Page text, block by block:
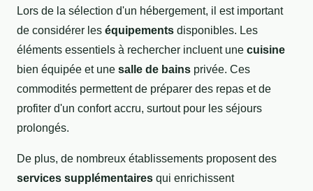
Lors de la sélection d'un hébergement, il est important
de considérer les équipements disponibles. Les
éléments essentiels à rechercher incluent une cuisine
bien équipée et une salle de bains privée. Ces
commodités permettent de préparer des repas et de
profiter d'un confort accru, surtout pour les séjours
prolongés.
De plus, de nombreux établissements proposent des
services supplémentaires qui enrichissent